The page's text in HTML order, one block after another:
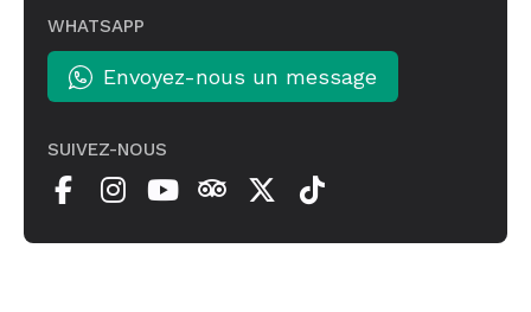
WHATSAPP
Envoyez-nous un message
SUIVEZ-NOUS